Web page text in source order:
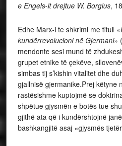
e Engels-it drejtue W. Borgius,
Edhe Marx-i te shkrimi me titull «
kundërrevolucioni në Gjermani»
mendonte sesi mund të
grupet etnike të çekëve,
simbas tij s’kishin vitalitet dhe
gjallnisë gjermanike.Prej këtyne
rastësishme kuptojmë se
shpëtue gjysmën e botës tue
gjithë ata që i kundërshtojnë
bashkangjitë asaj «gjysmës